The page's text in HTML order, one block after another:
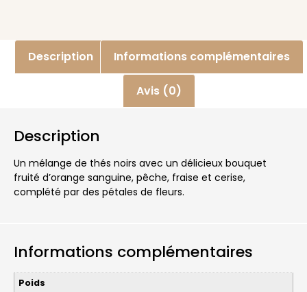
Description Informations complémentaires
Avis (0)
Description
Un mélange de thés noirs avec un délicieux bouquet
fruité d’orange sanguine, pêche, fraise et cerise,
complété par des pétales de fleurs.
Informations complémentaires
Poids